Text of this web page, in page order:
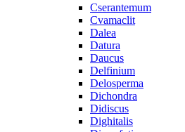
Cserantemum
Cvamaclit
Dalea
Datura
Daucus
Delfinium
Delosperma
Dichondra
Didiscus
Dighitalis